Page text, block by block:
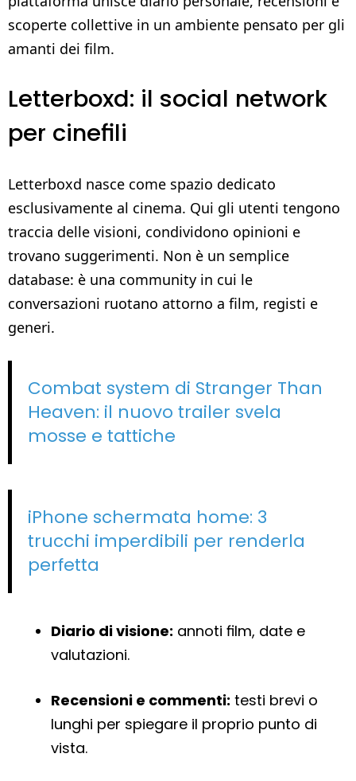
scoperte collettive in un ambiente pensato per gli
amanti dei film.
Letterboxd: il social network
per cinefili
Letterboxd nasce come spazio dedicato
esclusivamente al cinema. Qui gli utenti tengono
traccia delle visioni, condividono opinioni e
trovano suggerimenti. Non è un semplice
database: è una community in cui le
conversazioni ruotano attorno a film, registi e
generi.
Combat system di Stranger Than
Heaven: il nuovo trailer svela
mosse e tattiche
iPhone schermata home: 3
trucchi imperdibili per renderla
perfetta
Diario di visione: annoti film, date e
valutazioni.
Recensioni e commenti: testi brevi o
lunghi per spiegare il proprio punto di
vista.